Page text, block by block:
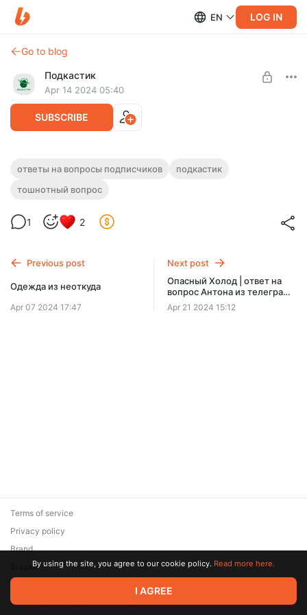
EN LOG IN
Go to blog
Подкастик
Apr 14 2024 05:40
SUBSCRIBE
Тошнотный вопрос / ответ на вопрос
Евы из телеграм-канала Подкастика
канала Подкастика: https://t.me/podcastic_story
ответы на вопросы подписчиков
подкастик
тошнотный вопрос
1 2
Previous post
Одежда из неоткуда
Apr 07 2024 17:47
Next post
Опасный Холод | ответ на
вопрос Антона из телеграм-
канала
Apr 21 2024 15:12
© 2026 Zaya Solutions Limited. All rights reserved. All trademarks
are the property of their respective owners.
Terms of service
Privacy policy
Brand
SupportBy using the site, you agree to our cookie policy. Read more here.
I AGREE